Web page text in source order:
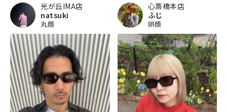
光が丘IMA店
natsuki
丸顔
心斎橋本店
ふじ
卵顔